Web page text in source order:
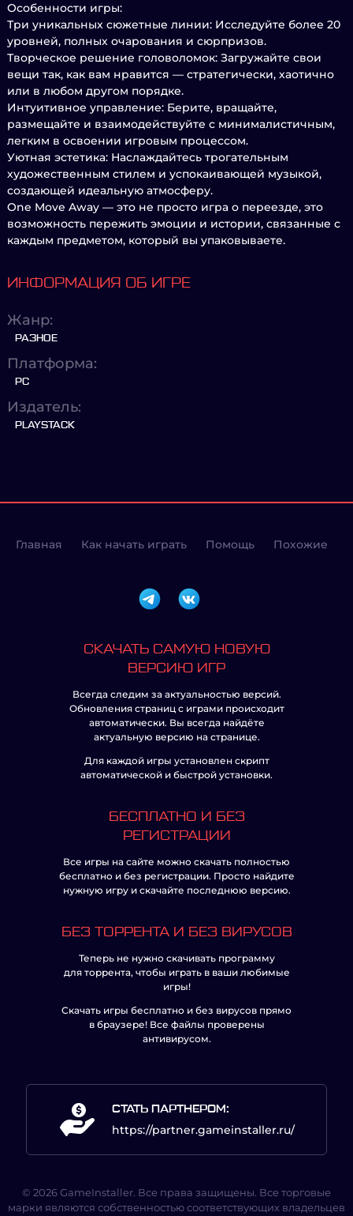
Особенности игры:
Три уникальных сюжетные линии: Исследуйте более 20
уровней, полных очарования и сюрпризов.
Творческое решение головоломок: Загружайте свои
вещи так, как вам нравится — стратегически, хаотично
или в любом другом порядке.
Интуитивное управление: Берите, вращайте,
размещайте и взаимодействуйте с минималистичным,
легким в освоении игровым процессом.
Уютная эстетика: Наслаждайтесь трогательным
художественным стилем и успокаивающей музыкой,
создающей идеальную атмосферу.
One Move Away — это не просто игра о переезде, это
возможность пережить эмоции и истории, связанные с
каждым предметом, который вы упаковываете.
ИНФОРМАЦИЯ ОБ ИГРЕ
Жанр:
РАЗНОЕ
Платформа:
PC
Издатель:
PLAYSTACK
Главная Как начать играть Помощь Похожие
СКАЧАТЬ САМУЮ НОВУЮ
ВЕРСИЮ ИГР
Всегда следим за актуальностью версий.
Обновления страниц с играми происходит
автоматически. Вы всегда найдёте
актуальную версию на странице.
Для каждой игры установлен скрипт
автоматической и быстрой установки.
БЕСПЛАТНО И БЕЗ
РЕГИСТРАЦИИ
Все игры на сайте можно скачать полностью
бесплатно и без регистрации. Просто найдите
нужную игру и скачайте последнюю версию.
БЕЗ ТОРРЕНТА И БЕЗ ВИРУСОВ
Теперь не нужно скачивать программу
для торрента, чтобы играть в ваши любимые
игры!
Скачать игры бесплатно и без вирусов прямо
в браузере! Все файлы проверены
антивирусом.
СТАТЬ ПАРТНЕРОМ:
https://partner.gameinstaller.ru/
© 2026 GameInstaller. Все права защищены. Все торговые
марки являются собственностью соответствующих владельцев